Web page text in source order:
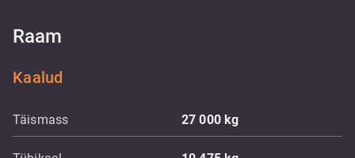
Raam
Kaalud
Täismass 27 000kg